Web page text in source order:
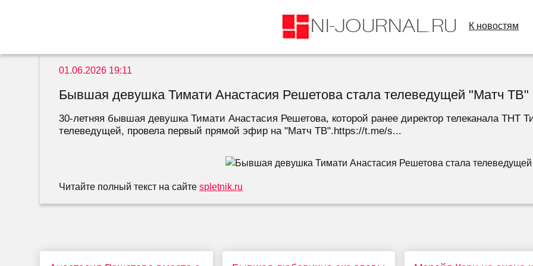
К новостям
01.06.2026 19:11
Бывшая девушка Тимати Анастасия Решетова стала телеведущей "Матч ТВ"
30-летняя бывшая девушка Тимати Анастасия Решетова, которой ранее директор телеканала ТНТ
телеведущей, провела первый прямой эфир на "Матч ТВ".https://t.me/s...
Читайте полный текст на сайтеspletnik.ru